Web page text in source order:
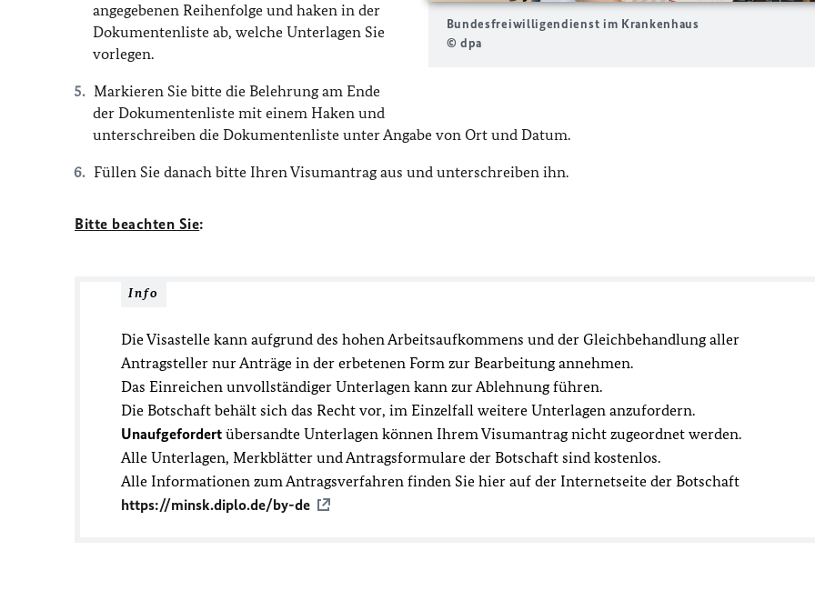
Bundesfreiwilligendienst im Krankenhaus
© dpa
angegebenen Reihenfolge und haken in der
Dokumentenliste ab, welche Unterlagen Sie
vorlegen.
Markieren Sie bitte die Belehrung am Ende
der Dokumentenliste mit einem Haken und
unterschreiben die Dokumentenliste unter Angabe von Ort und Datum.
Füllen Sie danach bitte Ihren Visumantrag aus und unterschreiben ihn.
Bitte beachten Sie:
Info
Die Visastelle kann aufgrund des hohen Arbeitsaufkommens und der Gleichbehandlung aller
Antragsteller nur Anträge in der erbetenen Form zur Bearbeitung annehmen.
Das Einreichen unvollständiger Unterlagen kann zur Ablehnung führen.
Die Botschaft behält sich das Recht vor, im Einzelfall weitere Unterlagen anzufordern.
Unaufgefordert übersandte Unterlagen können Ihrem Visumantrag nicht zugeordnet werden.
Alle Unterlagen, Merkblätter und Antragsformulare der Botschaft sind kostenlos.
Alle Informationen zum Antragsverfahren finden Sie hier auf der Internetseite der Botschaft
https://minsk.diplo.de/by-de